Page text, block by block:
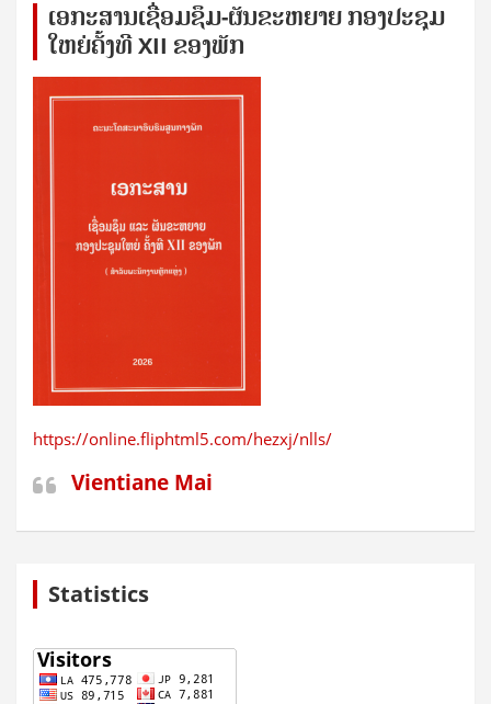
ເອກ​ະ​ສານ​ເຊ​ື່ອມ​ຊ​ຶມ-ຜັນ​ຂະ​ຫ​ຍາຍ ກອງ​ປະ​ຊຸມ​
ໃຫຍ່​ຄັ້ງ​ທີ XII ຂອງ​ພັກ
https://online.fliphtml5.com/hezxj/nlls/
Vientiane Mai
Statistics